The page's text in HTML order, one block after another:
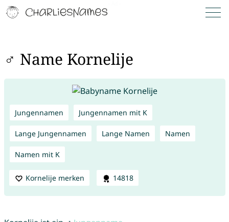
♂ Name Kornelije
Jungennamen Jungennamen mit K
Lange Jungennamen Lange Namen Namen
Namen mit K
Kornelije merken 14818